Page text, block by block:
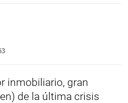
inmobiliario, gran
de la última crisis